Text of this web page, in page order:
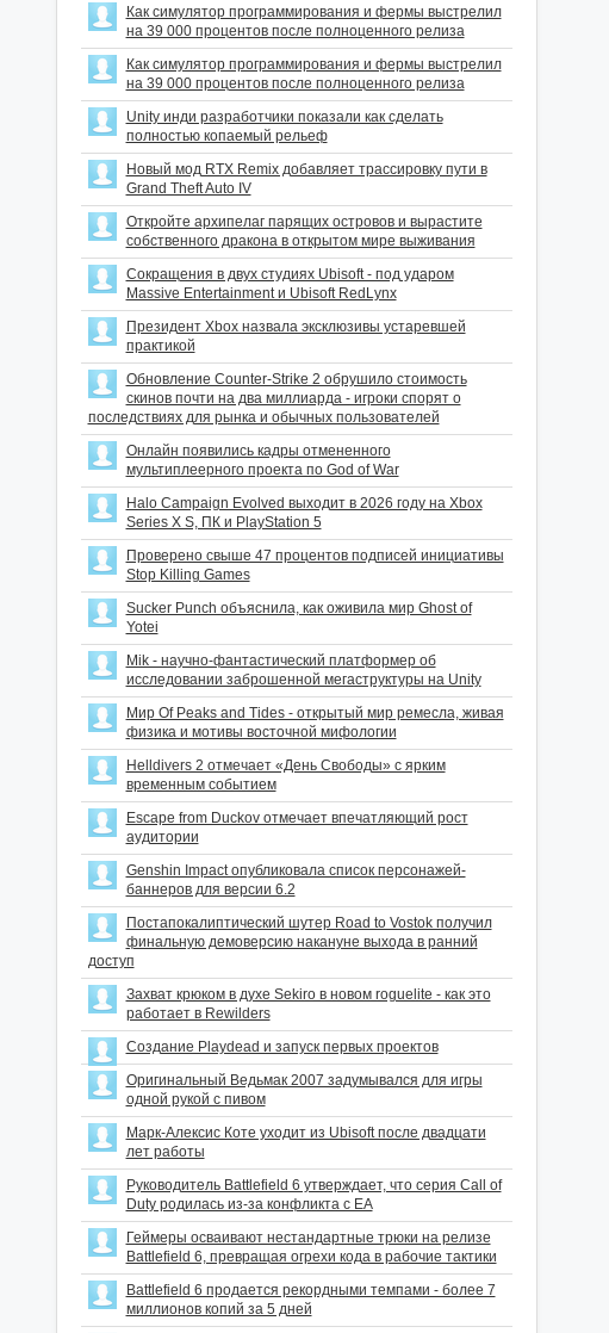
Как симулятор программирования и фермы выстрелил
на 39 000 процентов после полноценного релиза
Как симулятор программирования и фермы выстрелил
на 39 000 процентов после полноценного релиза
Unity инди разработчики показали как сделать
полностью копаемый рельеф
Новый мод RTX Remix добавляет трассировку пути в
Grand Theft Auto IV
Откройте архипелаг парящих островов и вырастите
собственного дракона в открытом мире выживания
Сокращения в двух студиях Ubisoft - под ударом
Massive Entertainment и Ubisoft RedLynx
Президент Xbox назвала эксклюзивы устаревшей
практикой
Обновление Counter-Strike 2 обрушило стоимость
скинов почти на два миллиарда - игроки спорят о
последствиях для рынка и обычных пользователей
Онлайн появились кадры отмененного
мультиплеерного проекта по God of War
Halo Campaign Evolved выходит в 2026 году на Xbox
Series X S, ПК и PlayStation 5
Проверено свыше 47 процентов подписей инициативы
Stop Killing Games
Sucker Punch объяснила, как оживила мир Ghost of
Yotei
Mik - научно-фантастический платформер об
исследовании заброшенной мегаструктуры на Unity
Мир Of Peaks and Tides - открытый мир ремесла, живая
физика и мотивы восточной мифологии
Helldivers 2 отмечает «День Свободы» с ярким
временным событием
Escape from Duckov отмечает впечатляющий рост
аудитории
Genshin Impact опубликовала список персонажей-
баннеров для версии 6.2
Постапокалиптический шутер Road to Vostok получил
финальную демоверсию накануне выхода в ранний
доступ
Захват крюком в духе Sekiro в новом roguelite - как это
работает в Rewilders
Создание Playdead и запуск первых проектов
Оригинальный Ведьмак 2007 задумывался для игры
одной рукой с пивом
Марк-Алексис Коте уходит из Ubisoft после двадцати
лет работы
Руководитель Battlefield 6 утверждает, что серия Call of
Duty родилась из-за конфликта с EA
Геймеры осваивают нестандартные трюки на релизе
Battlefield 6, превращая огрехи кода в рабочие тактики
Battlefield 6 продается рекордными темпами - более 7
миллионов копий за 5 дней